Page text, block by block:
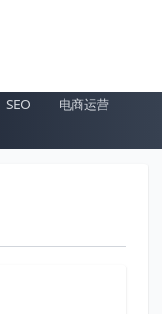
SEO
电商运营